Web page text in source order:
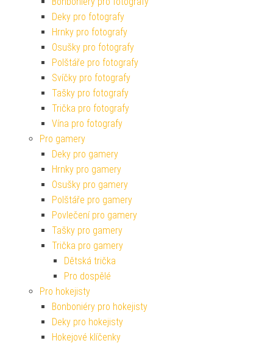
Deky pro fotografy
Hrnky pro fotografy
Osušky pro fotografy
Polštáře pro fotografy
Svíčky pro fotografy
Tašky pro fotografy
Trička pro fotografy
Vína pro fotografy
Pro gamery
Deky pro gamery
Hrnky pro gamery
Osušky pro gamery
Polštáře pro gamery
Povlečení pro gamery
Tašky pro gamery
Trička pro gamery
Dětská trička
Pro dospělé
Pro hokejisty
Bonboniéry pro hokejisty
Deky pro hokejisty
Hokejové klíčenky